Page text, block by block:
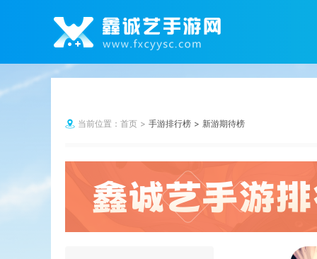
当前位置： 首页 手游排行榜 新游期待榜